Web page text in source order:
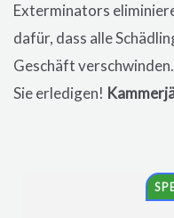
Exterminators
dafür, dass alle
Geschäft
Sie erledigen!